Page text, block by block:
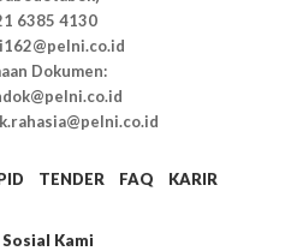
6385 4130
Dokumen:
TENDER FAQ KARIR
Kami